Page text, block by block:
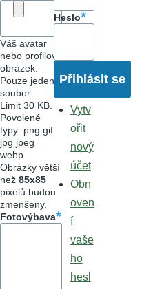
Váš avatar
nebo profilový
obrázek.
Pouze jeden
soubor.
Limit 30 KB.
Povolené
typy: png gif
jpg jpeg
webp.
Obrázky větší
než 85x85
pixelů budou
zmenšeny.
Fotovýbava
Heslo
Vytv
ořit
nový
účet
Obn
oven
í
vaše
ho
hesl